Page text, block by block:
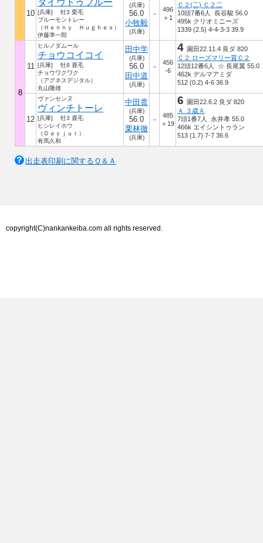
10
ダイヴトゥブルー
[兵庫] 牡3 栗毛
ブルーモントレー
（Ｈｅｎｎｙ Ｈｕｇｈｅｓ）
伊藤準一郎
(兵庫)
56.0
小牧毅
(兵庫)
－
496
＋1
Ｃ２(二) Ｃ２二
10頭7番6人 長谷駿 56.0
495k クリオミニーズ
1339 (2.5) 4-4-3-3 39.9
8
11
ヒルノダムール
チョウコイコイ
[兵庫] 牡8 鹿毛
チョウワクワク
（アグネスデジタル）
丸山隆雄
田中学
(兵庫)
56.0
田中道
(兵庫)
－
456
-6
4 園田22.11.4 良ダ 820
Ｃ２ ローズマリー賞Ｃ２
12頭12番6人 ☆ 長尾翼 55.0
462k デルマアミダ
512 (0.2) 4-6 36.9
12
ヴァンセンヌ
ヴィンチトーレ
[兵庫] 牡3 鹿毛
ヒシレイホウ
（Ｄａｙｊｕｒ）
有馬久和
中田貴
(兵庫)
56.0
栗林徹
(兵庫)
－
485
＋19
6 園田22.6.2 良ダ 820
Ａ ３歳Ａ
7頭1番7人 永井孝 55.0
466k エイシントゥラン
513 (1.7) 7-7 36.6
出走表印刷に関するＱ＆Ａ
copyright(C)nankankeiba.com all rights reserved.